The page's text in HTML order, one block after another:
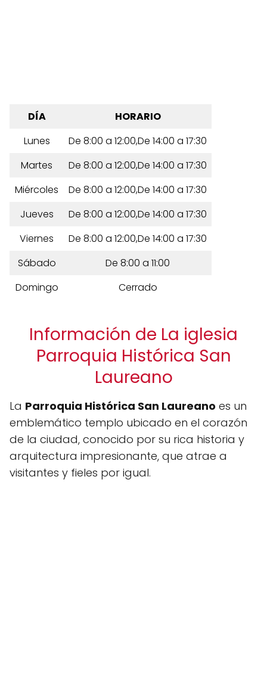
DÍA
HORARIO
Lunes
De 8:00 a 12:00,De 14:00 a 17:30
Martes
De 8:00 a 12:00,De 14:00 a 17:30
Miércoles
De 8:00 a 12:00,De 14:00 a 17:30
Jueves
De 8:00 a 12:00,De 14:00 a 17:30
Viernes
De 8:00 a 12:00,De 14:00 a 17:30
Sábado
De 8:00 a 11:00
Domingo
Cerrado
Información de La iglesia
Parroquia Histórica San
Laureano
La Parroquia Histórica San Laureano es un
emblemático templo ubicado en el corazón
de la ciudad, conocido por su rica historia y
arquitectura impresionante, que atrae a
visitantes y fieles por igual.